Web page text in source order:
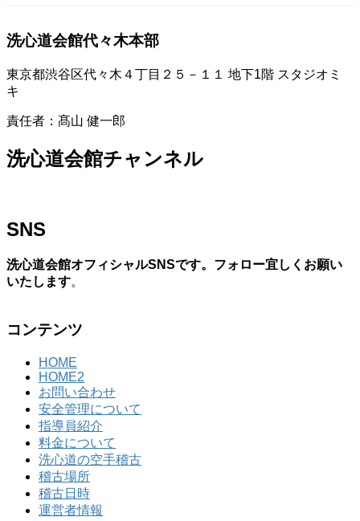
洗心道会館代々木本部
東京都渋谷区代々木４丁目２５－１１ 地下1階 スタジオミ
キ
責任者：髙山 健一郎
洗心道会館チャンネル
SNS
洗心道会館オフィシャルSNSです。フォロー宜しくお願い
いたします。
コンテンツ
HOME
HOME2
お問い合わせ
安全管理について
指導員紹介
料金について
洗心道の空手稽古
稽古場所
稽古日時
運営者情報